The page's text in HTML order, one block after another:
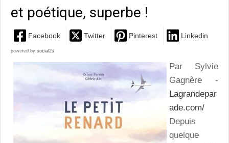
et poétique, superbe !
Facebook Twitter Pinterest Linkedin
powered by social2s
Par Sylvie
Gagnère -
Lagrandepar
ade.com/
Depuis
quelque